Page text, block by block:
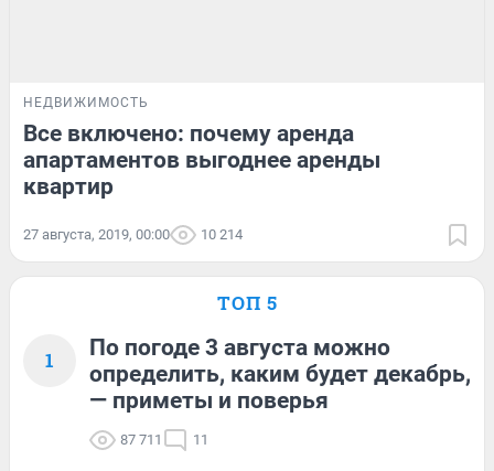
НЕДВИЖИМОСТЬ
Все включено: почему аренда
апартаментов выгоднее аренды
квартир
27 августа, 2019, 00:00 10 214
ТОП 5
1
По погоде 3 августа можно
определить, каким будет декабрь,
— приметы и поверья
87 711 11